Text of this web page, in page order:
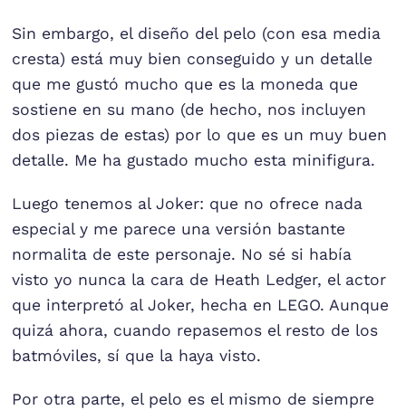
Sin embargo, el diseño del pelo (con esa media
cresta) está muy bien conseguido y un detalle
que me gustó mucho que es la moneda que
sostiene en su mano (de hecho, nos incluyen
dos piezas de estas) por lo que es un muy buen
detalle. Me ha gustado mucho esta minifigura.
Luego tenemos al Joker: que no ofrece nada
especial y me parece una versión bastante
normalita de este personaje. No sé si había
visto yo nunca la cara de Heath Ledger, el actor
que interpretó al Joker, hecha en LEGO. Aunque
quizá ahora, cuando repasemos el resto de los
batmóviles, sí que la haya visto.
Por otra parte, el pelo es el mismo de siempre